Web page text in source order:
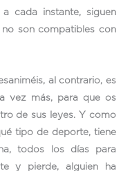
cada instante, siguen
son compatibles con
al contrario, es
vez más, para que os
de sus leyes. Y como
tipo de deporte, tiene
todos los días para
y pierde, alguien ha